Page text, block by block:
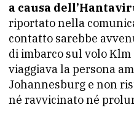
a causa
riportato nella
contatto sarebbe
di imbarco sul volo Klm
viaggiava la persona
Johannesburg e non
né ravvicinato né